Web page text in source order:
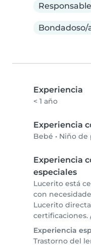
Responsable
Bondadoso/
Experiencia
< 1 año
Experiencia
Bebé • Niño de
Experiencia
especiales
Lucerito está
con
Lucerito
certificaciones.
Experiencia
Trastorno del